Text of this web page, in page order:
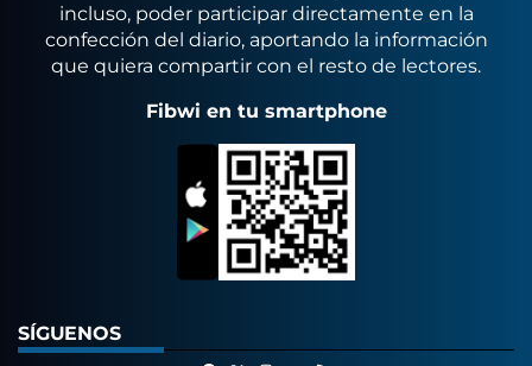
incluso, poder participar directamente en la
confección del diario, aportando la información
que quiera compartir con el resto de lectores.
Fibwi en tu smartphone
SÍGUENOS